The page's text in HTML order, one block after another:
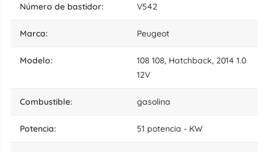
número de bastidor: V542
marca: Peugeot
modelo:
108 108, Hatchback, 2014 1.0
12V
combustible: gasolina
potencia: 51 potencia - KW